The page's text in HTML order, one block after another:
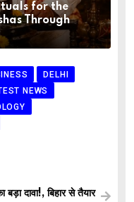
for the
Through
DELHI
NEWS
दावा!, बिहार से तैयार